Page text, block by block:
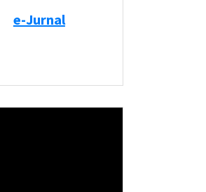
e-Jurnal